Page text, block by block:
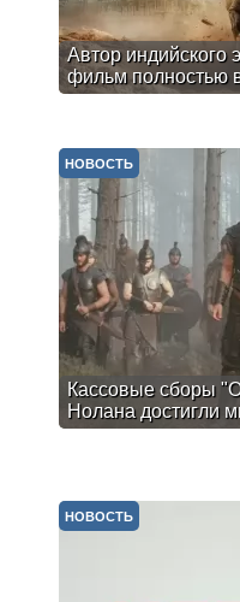
Автор индийского
фильм полностью
Кассовые сборы
Нолана достигли
НОВОСТЬ
НОВОСТЬ